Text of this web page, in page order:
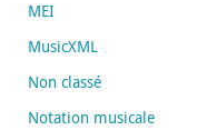
MEI
MusicXML
Non classé
Notation musicale